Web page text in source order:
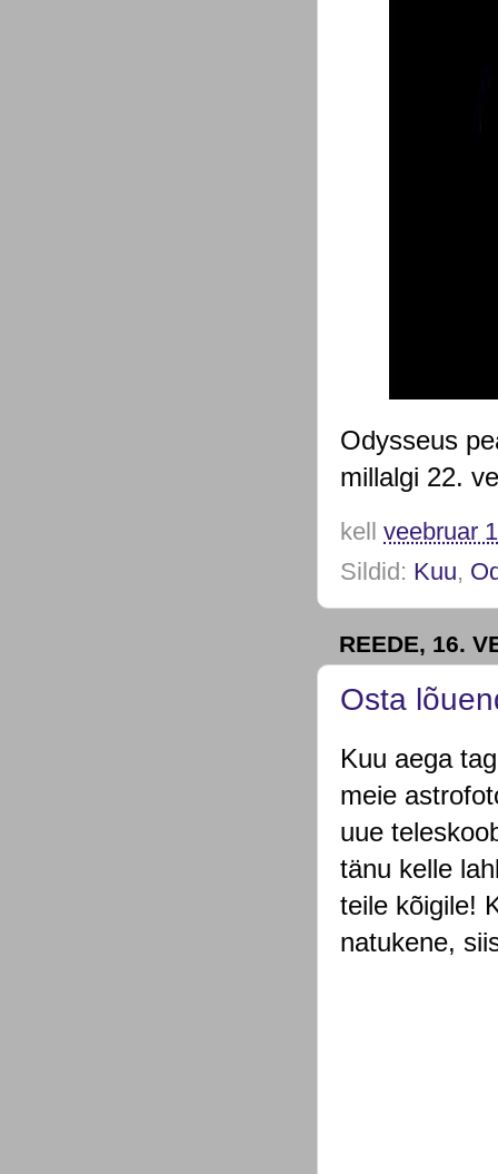
Odysseus
millalgi 22.
kell veebruar
Sildid: Kuu,
REEDE, 16.
Osta
Kuu aega
meie
uue
tänu kelle
teile kõigile!
natukene,